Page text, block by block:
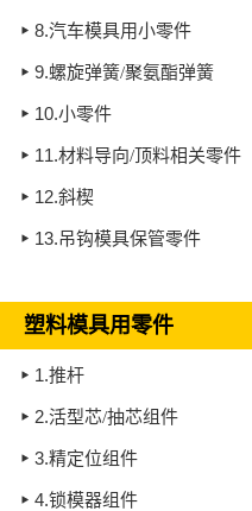
8.汽车模具用小零件
9.螺旋弹簧/聚氨酯弹簧
10.小零件
11.材料导向/顶料相关零件
12.斜楔
13.吊钩模具保管零件
塑料模具用零件
1.推杆
2.活型芯/抽芯组件
3.精定位组件
4.锁模器组件